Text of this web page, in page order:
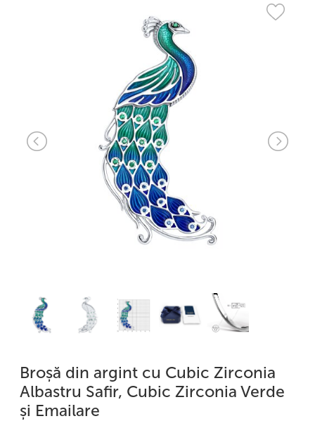
Broșă din argint cu Cubic Zirconia
Albastru Safir, Cubic Zirconia Verde
și Emailare